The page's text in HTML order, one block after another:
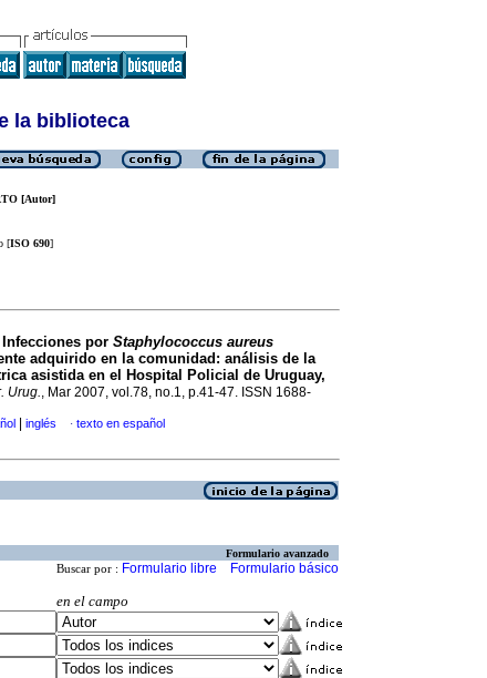
la biblioteca
[Autor]
[ISO 690]
Infecciones por Staphylococcus aureus
adquirido en la comunidad: análisis de la
asistida en el Hospital Policial de Uruguay,
Urug., Mar 2007, vol.78, no.1, p.41-47. ISSN 1688-
inglés · texto en español
Formulario avanzado
Buscar por : Formulario libre Formulario básico
en el campo